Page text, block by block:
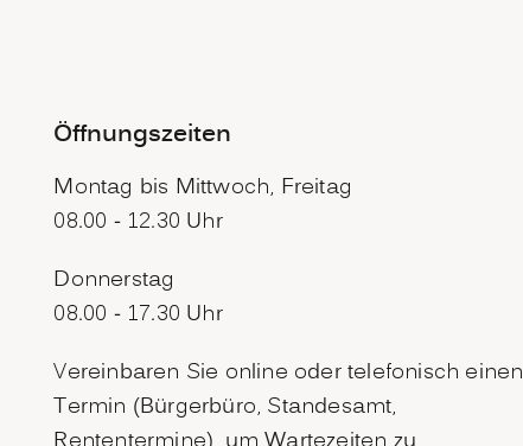
Öffnungszeiten
Montag bis Mittwoch, Freitag
08.00 - 12.30 Uhr
Donnerstag
08.00 - 17.30 Uhr
Vereinbaren Sie online oder telefonisch einen
Termin (Bürgerbüro, Standesamt,